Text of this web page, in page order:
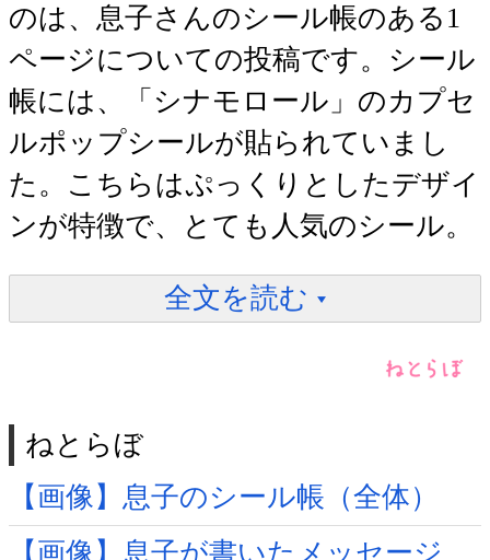
のは、息子さんのシール帳のある1
ページについての投稿です。シール
帳には、「シナモロール」のカプセ
ルポップシールが貼られていまし
た。こちらはぷっくりとしたデザイ
ンが特徴で、とても人気のシール。
全文を読む
ねとらぼ
【画像】息子のシール帳（全体）
【画像】息子が書いたメッセージ